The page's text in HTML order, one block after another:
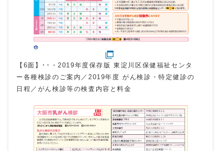
【6面】･･・2019年度保存版 東淀川区保健福祉センタ
ー各種検診のご案内／2019年度 がん検診・特定健診の
日程／がん検診等の検査内容と料金